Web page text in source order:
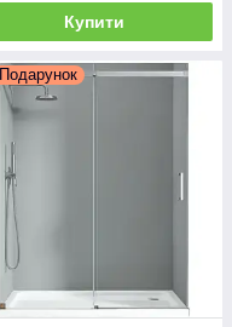
Купити
Подарунок